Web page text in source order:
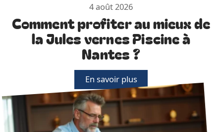
4 août 2026
Comment profiter au mieux de
la Jules vernes Piscine à
Nantes ?
En savoir plus